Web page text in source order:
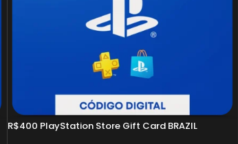
R$400 PlayStation Store Gift Card BRAZIL